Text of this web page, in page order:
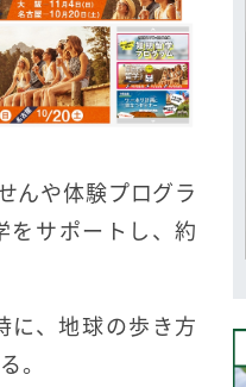
んや体験プログラ
サポートし、約
、地球の歩き方
。